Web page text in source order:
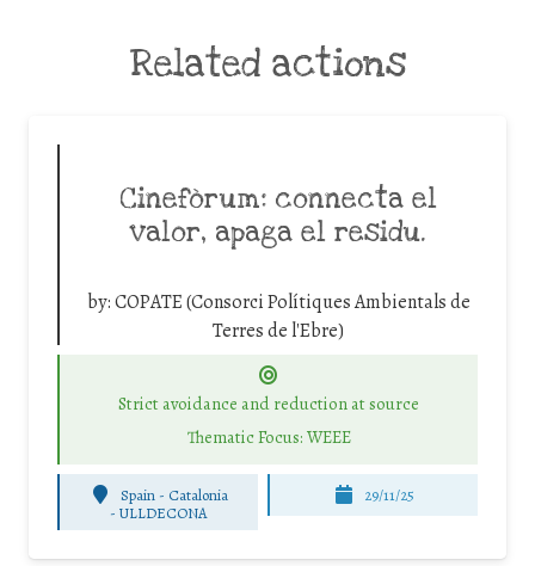
Related actions
Cinefòrum: connecta el
valor, apaga el residu.
by:COPATE (Consorci Polítiques Ambientals de
Terres de l'Ebre)
Strict avoidance and reduction at source
Thematic Focus: WEEE
Spain - Catalonia
-ULLDECONA
29/11/25